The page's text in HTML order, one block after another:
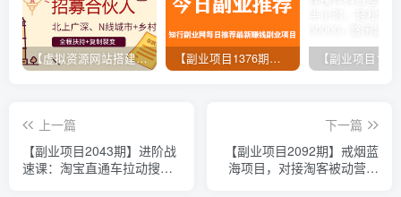
【虚拟资源网站搭建服务】加盟本站系统，做一个和本站一样的独立网站，躺赚的项目 【副业项目1376期】龟课最新闲鱼项目玩法实战教程_全新升级月收益几千到几万
上一篇
【副业项目2043期】进阶战
速课：淘宝直通车拉动搜索8
下一篇
【副业项目2092期】戒烟蓝
海项目，对接淘客被动营收